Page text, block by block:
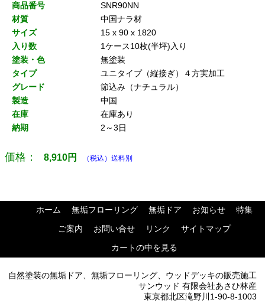
商品番号
SNR90NN
材質
中国ナラ材
サイズ
15 x 90 x 1820
入り数
1ケース10枚(半坪)入り
塗装・色
無塗装
タイプ
ユニタイプ（縦接ぎ）４方実加工
グレード
節込み（ナチュラル）
製造
中国
在庫
在庫あり
納期
2～3日
価格： 8,910円 （税込）送料別
ホーム 無垢フローリング 無垢ドア お知らせ
特集
ご案内
お問い合せ リンク
サイトマップ
カートの中を見る
自然塗装の無垢ドア、無垢フローリング、ウッドデッキの販売施工
サンウッド 有限会社あさひ林産
東京都北区滝野川1-90-8-1003